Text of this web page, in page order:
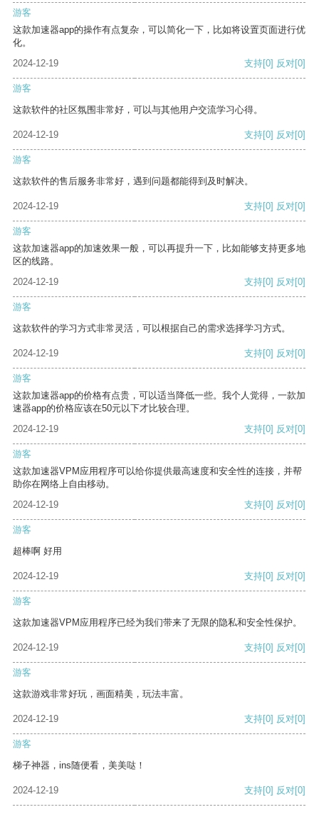
游客
这款加速器app的操作有点复杂，可以简化一下，比如将设置页面进行优
化。
2024-12-19
支持[0] 反对[0]
游客
这款软件的社区氛围非常好，可以与其他用户交流学习心得。
2024-12-19 支持[0] 反对[0]
游客
这款软件的售后服务非常好，遇到问题都能得到及时解决。
2024-12-19 支持[0] 反对[0]
游客
这款加速器app的加速效果一般，可以再提升一下，比如能够支持更多地
区的线路。
2024-12-19
支持[0] 反对[0]
游客
这款软件的学习方式非常灵活，可以根据自己的需求选择学习方式。
2024-12-19 支持[0] 反对[0]
游客
这款加速器app的价格有点贵，可以适当降低一些。我个人觉得，一款加
速器app的价格应该在50元以下才比较合理。
2024-12-19
支持[0] 反对[0]
游客
这款加速器VPM应用程序可以给你提供最高速度和安全性的连接，并帮
助你在网络上自由移动。
2024-12-19
支持[0] 反对[0]
游客
超棒啊 好用
2024-12-19 支持[0] 反对[0]
游客
这款加速器VPM应用程序已经为我们带来了无限的隐私和安全性保护。
2024-12-19 支持[0] 反对[0]
游客
这款游戏非常好玩，画面精美，玩法丰富。
2024-12-19 支持[0] 反对[0]
游客
梯子神器，ins随便看，美美哒！
2024-12-19 支持[0] 反对[0]